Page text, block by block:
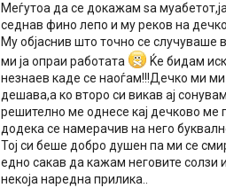
Меѓутоа да се докажам ѕа
седнав фино лепо и му реков на
Му објаснив што точно се случуваше
ми ја опраи работата
Ќе бидам
незнаев каде се наоѓам!!!Дечко ми ми
дешава,а ко второ си викав ај
решително ме однесе кај дечково ме
додека се намерачив на него
Тој си беше добро душен па ми се
едно сакав да кажам неговите солзи
некоја наредна прилика..